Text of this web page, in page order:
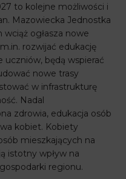
to kolejne możliwości i
Mazowiecka Jednostka
ogłasza nowe
rozwijać edukację
będą wspierać
nowe trasy
w infrastrukturę
Nadal
zdrowia, edukacja osób
kobiet. Kobiety
mieszkających na
istotny wpływ na
regionu.